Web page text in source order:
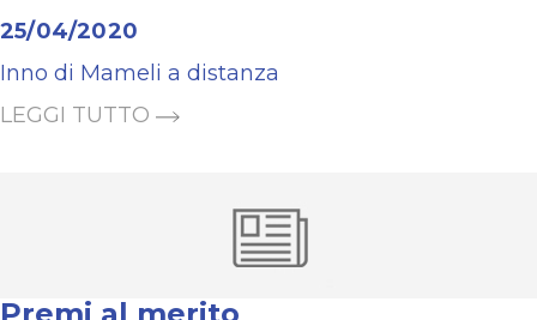
25/04/2020
Inno di Mameli a distanza
LEGGI TUTTO